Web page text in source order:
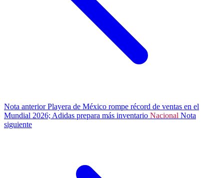
Nota anteriorPlayera de México rompe récord de ventas en el
Mundial 2026; Adidas prepara más inventario Nacional Nota
siguiente